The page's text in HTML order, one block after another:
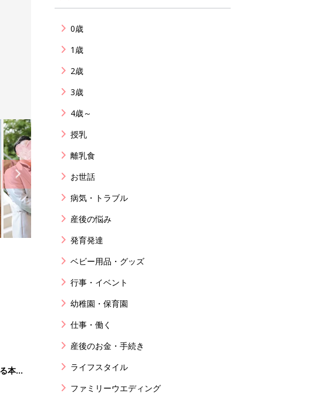
本
才
0歳
1歳
2歳
3歳
4歳～
授乳
離乳食
お世話
病気・トラブル
産後の悩み
発育発達
ベビー用品・グッズ
行事・イベント
幼稚園・保育園
仕事・働く
産後のお金・手続き
ライフスタイル
ファミリーウエディング